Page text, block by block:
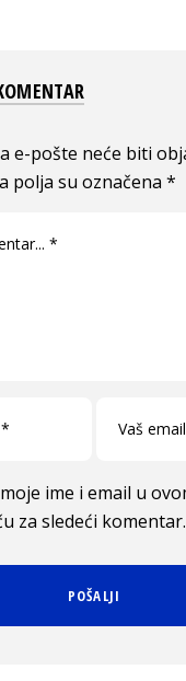
e-pošte neće biti
polja su označena*
ime i email u
za sledeći komentar.